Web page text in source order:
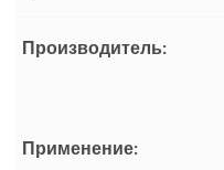
Производитель:
Применение: